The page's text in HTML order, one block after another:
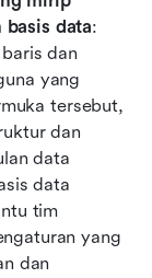
basis data:
dan
yang
tersebut,
dan
data
data
tim
yang
dan